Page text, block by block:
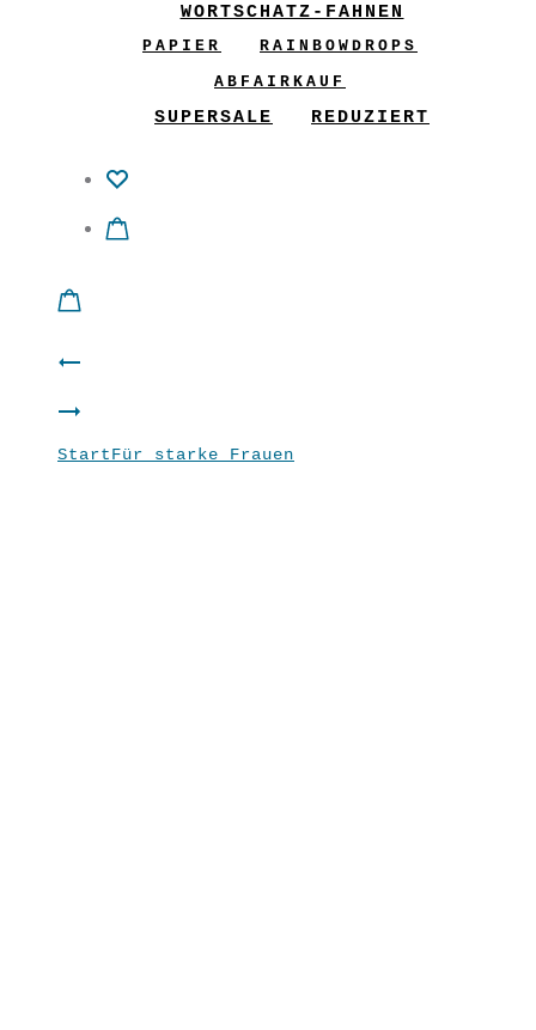
WORTSCHATZ-FAHNEN
PAPIER
RAINBOWDROPS
ABFAIRKAUF
SUPERSALE REDUZIERT
Product
navigation
“Dreams”
Kleid
“Frische
StartFür starke Frauen